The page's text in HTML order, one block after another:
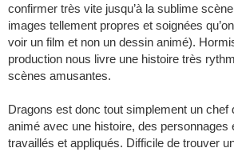
confirmer très vite jusqu’à la sublime
images tellement propres et soignées
voir un film et non un dessin animé).
production nous livre une histoire très
scènes amusantes.
Dragons est donc tout simplement un chef
animé avec une histoire, des personnages
travaillés et appliqués. Difficile de trouver